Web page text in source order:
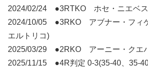
2024/02/24 ●3RTKO ホセ・ニエベ
2024/10/05 ●3RKO アブナー・フィ
エルトリコ)
2025/03/29 ●2RKO アーニー・クエ
2025/11/15 ●4R判定 0-3(35-40、35-